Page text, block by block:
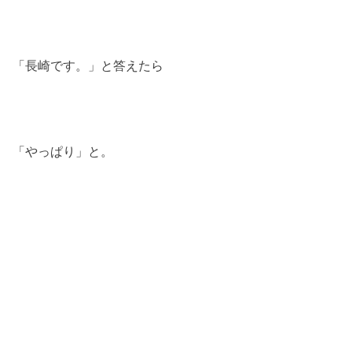
「長崎です。」と答えたら
「やっぱり」と。